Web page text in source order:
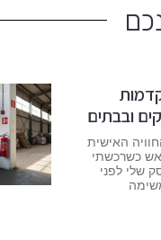
ובבתים
האישית
אש כשרכשתי
שלי לפני